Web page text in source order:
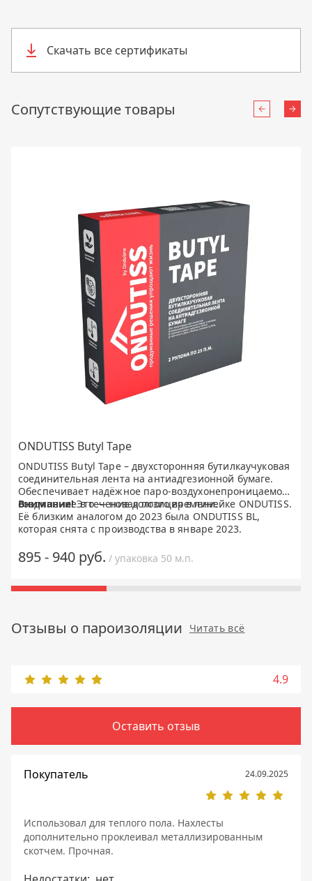
Скачать все сертификаты
Сопутствующие товары Назад
ONDUTISS Butyl Tape
ONDUTISS Butyl Tape – двухсторонняя бутилкаучуковая
соединительная лента на антиадгезионной бумаге.
Обеспечивает надёжное паро-воздухонепроницаемое
соединение в течение долгого времени.
Внимание!Это — новая позиция в линейке ONDUTISS.
Её близким аналогом до 2023 была ONDUTISS BL,
которая снята с производства в январе 2023.
895 - 940 руб. / упаковка 50 м.п.
Отзывы о пароизоляции Читать всё
4.9
Оставить отзыв
Покупатель 24.09.2025
Использовал для теплого пола. Нахлесты
дополнительно проклеивал металлизированным
скотчем. Прочная.